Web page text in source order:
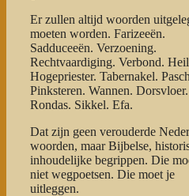
Er zullen altijd woorden
moeten worden. Farizeeën.
Sadduceeën. Verzoening.
Rechtvaardiging. Verbond.
Hogepriester. Tabernakel.
Pinksteren. Wannen. Dorsvloer.
Rondas. Sikkel. Efa.
Dat zijn geen verouderde
woorden, maar Bijbelse,
inhoudelijke begrippen. Die
niet wegpoetsen. Die moet je
uitleggen.